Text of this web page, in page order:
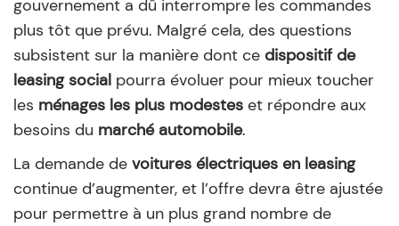
gouvernement a dû interrompre les commandes
plus tôt que prévu. Malgré cela, des questions
subsistent sur la manière dont ce dispositif de
leasing social pourra évoluer pour mieux toucher
les ménages les plus modestes et répondre aux
besoins du marché automobile.
La demande de voitures électriques en leasing
continue d’augmenter, et l’offre devra être ajustée
pour permettre à un plus grand nombre de